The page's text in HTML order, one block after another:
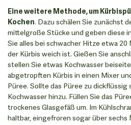
Eine weitere Methode, um
Kochen. Dazu schälen Sie zunächst
mittelgroße Stücke und geben diese
Sie alles bei schwacher Hitze etwa
der Kürbis weich ist. Gießen Sie
stellen Sie etwas Kochwasser
abgetropften Kürbis in einen Mixer
Püree. Sollte das Püree zu dickflüssig
Kochwasser hinzu. Füllen Sie das
trockenes Glasgefäß um. Im
haltbar, eingefroren sogar über sechs